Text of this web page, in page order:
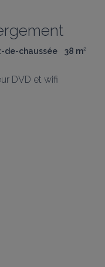
de-chaussée 38 m²
DVD et wifi